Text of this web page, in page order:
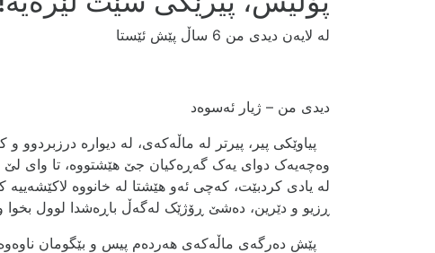
لە لایەن دیدی من 6 ساڵ پێش ئێستا
دیدی من – ژیار ئەسوەد
پیاوێکی پیر، پیرتر لە ماڵەکەی، لە دیوارە درزبردوو و
وەچەیەک دوای یەک گەڕەکیان جێ ھێشتووە، تا وای لێ
لە یادی کردبێت، کەچی ئەو ھێشتا لە خانووە لاکێشەییە
ڕزیو و دێرین، دەشێ ڕۆژێک لەگەڵ باڕەشدا لوول بخوا
پێش دەرگەی ماڵەکەی ھەردەم پیس و بێگومان